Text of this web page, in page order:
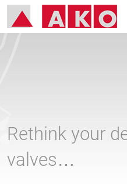
Rethink your
valves…